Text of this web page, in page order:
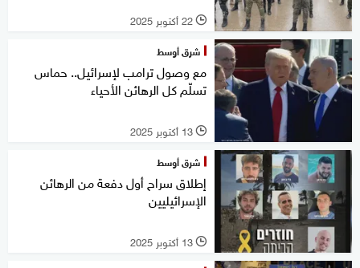
l 22 أكتوبر 2025
شرق أوسط
مع وصول ترامب لإسرائيل.. حماس
تسلّم كل الرهائن الأحياء
l 13 أكتوبر 2025
شرق أوسط
إطلاق سراح أول دفعة من الرهائن
الإسرائيليين
l 13 أكتوبر 2025